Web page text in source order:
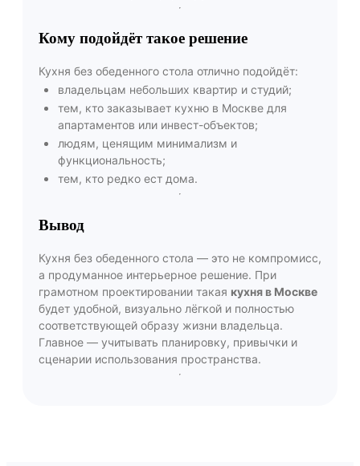
Кому подойдёт такое решение
Кухня без обеденного стола отлично подойдёт:
владельцам небольших квартир и студий;
тем, кто заказывает кухню в Москве для
апартаментов или инвест-объектов;
людям, ценящим минимализм и
функциональность;
тем, кто редко ест дома.
Вывод
Кухня без обеденного стола — это не компромисс,
а продуманное интерьерное решение. При
грамотном проектировании такая кухня в Москве
будет удобной, визуально лёгкой и полностью
соответствующей образу жизни владельца.
Главное — учитывать планировку, привычки и
сценарии использования пространства.